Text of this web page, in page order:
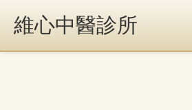
維心中醫診所